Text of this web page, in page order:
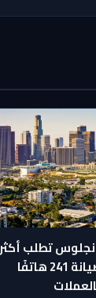
تطلب أكثر
من $953 ألفًا لصيانة 241 هاتفًا